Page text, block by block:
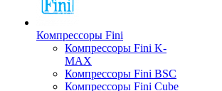
Компрессоры Fini
Компрессоры Fini K-
MAX
Компрессоры Fini BSC
Компрессоры Fini Cube